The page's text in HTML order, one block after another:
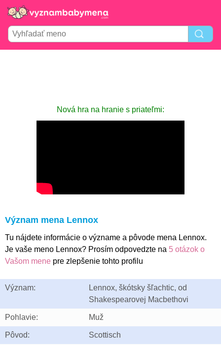
Nová hra na hranie s priateľmi:
Význam mena Lennox
Tu nájdete informácie o význame a pôvode mena Lennox.
Je vaše meno Lennox? Prosím odpovedzte na 5 otázok o
Vašom mene pre zlepšenie tohto profilu
Význam:
Lennox, škótsky šľachtic, od
Shakespearovej Macbethovi
Pohlavie: Muž
Pôvod: Scottisch